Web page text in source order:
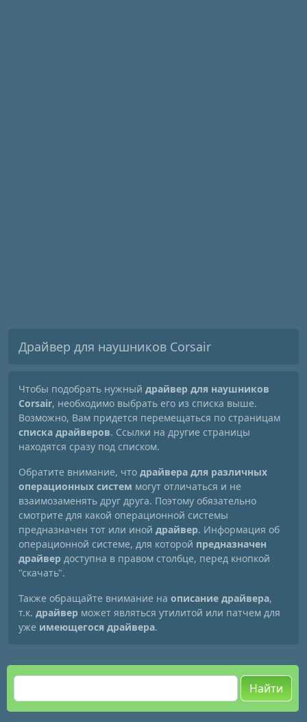
Драйвер для наушников Corsair
Чтобы подобрать нужный драйвер для наушников
Corsair, необходимо выбрать его из списка выше.
Возможно, Вам придется перемещаться по страницам
списка драйверов. Ссылки на другие страницы
находятся сразу под списком.
Обратите внимание, что драйвера для различных
операционных систем могут отличаться и не
взаимозаменять друг друга. Поэтому обязательно
смотрите для какой операционной системы
предназначен тот или иной драйвер. Информация об
операционной системе, для которой предназначен
драйвер доступна в правом столбце, перед кнопкой
"скачать".
Также обращайте внимание на описание драйвера,
т.к. драйвер может являться утилитой или патчем для
уже имеющегося драйвера.
Найти